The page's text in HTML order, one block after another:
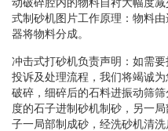
式制砂机图片工作原理：物料
器将物料分成。
冲击式打砂机负责声明：如需
投诉及处理流程，我们将竭诚
破碎，细碎后的石料进振动筛
度的石子进制砂机制砂，另一
子一局部制成砂，经洗砂机清